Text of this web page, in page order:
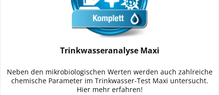
Trinkwasseranalyse Maxi
Neben den mikrobiologischen Werten werden auch zahlreiche
chemische Parameter im Trinkwasser-Test Maxi untersucht.
Hier mehr erfahren!